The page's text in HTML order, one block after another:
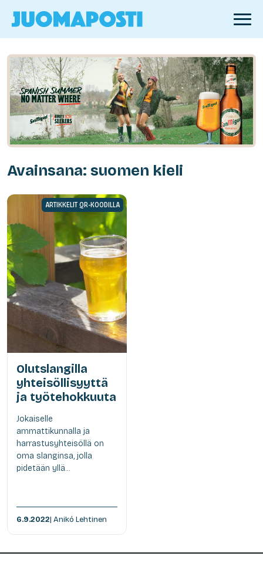
Avainsana: suomen kieli
ARTIKKELIT QR-KOODILLA
Olutslangilla
yhteisöllisyyttä
ja työtehokkuuta
Jokaiselle
ammattikunnalla ja
harrastusyhteisöllä on
oma slanginsa, jolla
pidetään yllä...
6.9.2022| Anikó Lehtinen